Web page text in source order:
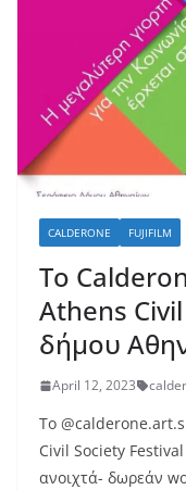
CALDERONE FUJIFILM
Το
Athens
δήμου
April 12, 2023
Το
Civil Society
ανοιχτά- δωρεάν